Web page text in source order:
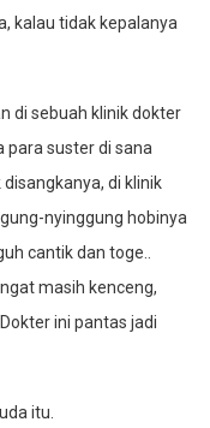
kalau tidak kepalanya
di sebuah klinik dokter
para suster di sana
di klinik
nyinggung hobinya
cantik dan toge..
masih kenceng,
ini pantas jadi
itu.